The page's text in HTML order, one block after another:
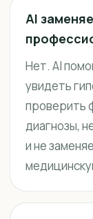
AI
Нет. AI
увидеть
проверить
диагнозы,
и не